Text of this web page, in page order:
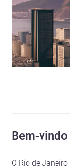
Bem-
O Rio de